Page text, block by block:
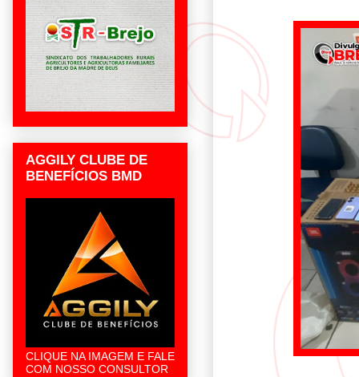
AGGILY CLUBE DE
BENEFÍCIOS BMD
CLIQUE NA IMAGEM E FALE
COM NOSSO CONSULTOR